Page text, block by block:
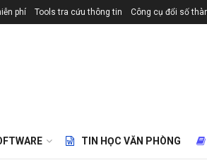
phí Tools tra cứu thông tin Công cụ đổi số
TIN HỌC VĂN PHÒNG